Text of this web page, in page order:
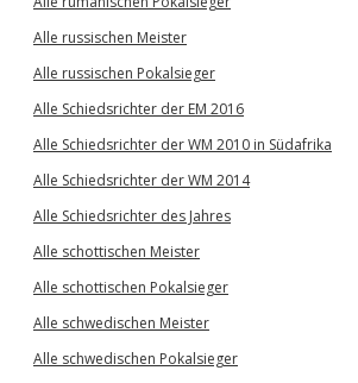
Alle russischen Meister
Alle russischen Pokalsieger
Alle Schiedsrichter der EM 2016
Alle Schiedsrichter der WM 2010 in Südafrika
Alle Schiedsrichter der WM 2014
Alle Schiedsrichter des Jahres
Alle schottischen Meister
Alle schottischen Pokalsieger
Alle schwedischen Meister
Alle schwedischen Pokalsieger